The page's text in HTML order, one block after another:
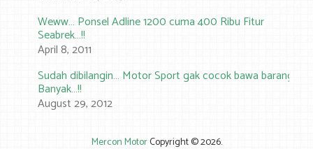
Weww… Ponsel Adline 1200 cuma 400 Ribu Fitur
Seabrek…!!
April 8, 2011
Sudah dibilangin… Motor Sport gak cocok bawa barang
Banyak…!!
August 29, 2012
Mercon MotorCopyright © 2026.